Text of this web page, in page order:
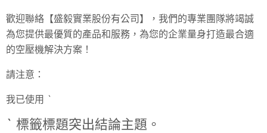
歡迎聯絡【盛毅實業股份有公司】，我們的專業團隊將竭誠
為您提供最優質的產品和服務，為您的企業量身打造最合適
的空壓機解決方案！
請注意：
我已使用 `
` 標籤標題突出結論主題。